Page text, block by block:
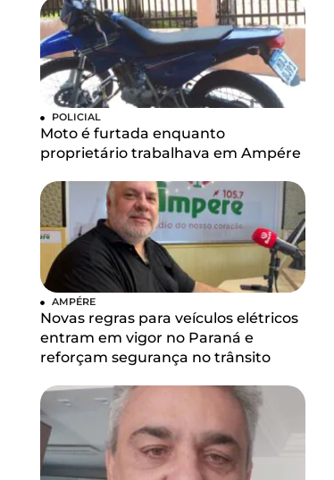
POLICIAL
Moto é furtada enquanto
proprietário trabalhava em Ampére
AMPÉRE
Novas regras para veículos elétricos
entram em vigor no Paraná e
reforçam segurança no trânsito